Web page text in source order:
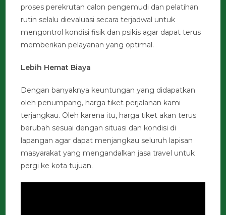
proses perekrutan calon pengemudi dan pelatihan
rutin selalu dievaluasi secara terjadwal untuk
mengontrol kondisi fisik dan psikis agar dapat terus
memberikan pelayanan yang optimal.
Lebih Hemat Biaya
Dengan banyaknya keuntungan yang didapatkan
oleh penumpang, harga tiket perjalanan kami
terjangkau. Oleh karena itu, harga tiket akan terus
berubah sesuai dengan situasi dan kondisi di
lapangan agar dapat menjangkau seluruh lapisan
masyarakat yang mengandalkan jasa travel untuk
pergi ke kota tujuan.